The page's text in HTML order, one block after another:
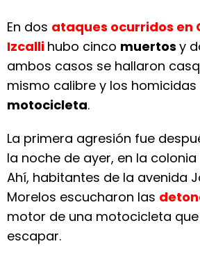
En dos ataques ocurridos en
Izcalli hubo cinco muertos y
ambos casos se hallaron
mismo calibre y los
motocicleta.
La primera agresión fue
la noche de ayer, en la colonia
Ahí, habitantes de la avenida
Morelos escucharon las
motor de una motocicleta
escapar.